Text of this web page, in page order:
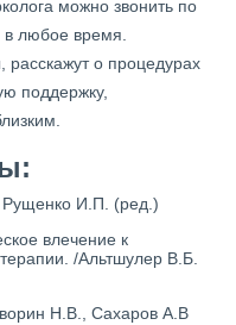
можно звонить по
в любое время.
расскажут о процедурах
поддержку,
Рущенко И.П. (ред.)
влечение к
/Альтшулер В.Б.
Н.В., Сахаров А.В